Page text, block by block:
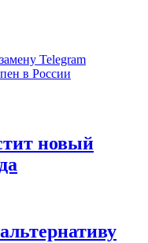
Telegram
в России
новый